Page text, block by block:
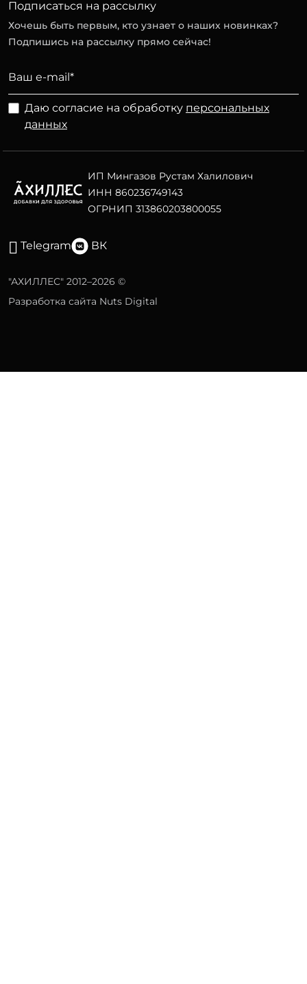
Подписаться на рассылку
Хочешь быть первым, кто узнает о наших новинках?
Подпишись на рассылку прямо сейчас!
Даю согласие на обработку персональных
данных
ИП Мингазов Рустам Халилович
ИНН 860236749143
ОГРНИП 313860203800055
Telegram ВК
"АХИЛЛЕС" 2012–2026 ©
Разработка сайта Nuts Digital